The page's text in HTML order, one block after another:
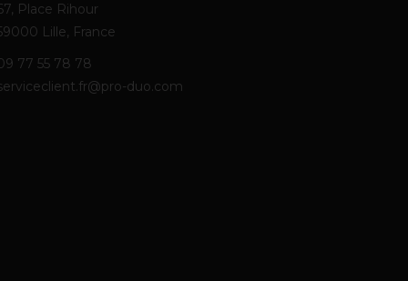
Place Rihour
Lille, France
77 55 78 78
duo.com